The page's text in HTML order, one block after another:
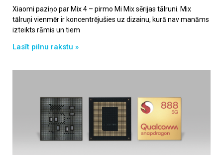
Xiaomi paziņo par Mix 4 – pirmo Mi Mix sērijas tālruni. Mix
tālruņi vienmēr ir koncentrējušies uz dizainu, kurā nav manāms
izteikts rāmis un tiem
Lasīt pilnu rakstu »